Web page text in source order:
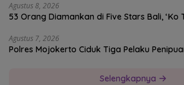
Agustus 8, 2026
53 Orang Diamankan di Five Stars Bali, ‘Ko
Agustus 7, 2026
Polres Mojokerto Ciduk Tiga Pelaku
Selengkapnya